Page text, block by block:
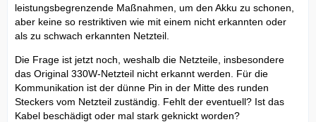
leistungsbegrenzende Maßnahmen, um den Akku zu schonen,
aber keine so restriktiven wie mit einem nicht erkannten oder
als zu schwach erkannten Netzteil.
Die Frage ist jetzt noch, weshalb die Netzteile, insbesondere
das Original 330W-Netzteil nicht erkannt werden. Für die
Kommunikation ist der dünne Pin in der Mitte des runden
Steckers vom Netzteil zuständig. Fehlt der eventuell? Ist das
Kabel beschädigt oder mal stark geknickt worden?